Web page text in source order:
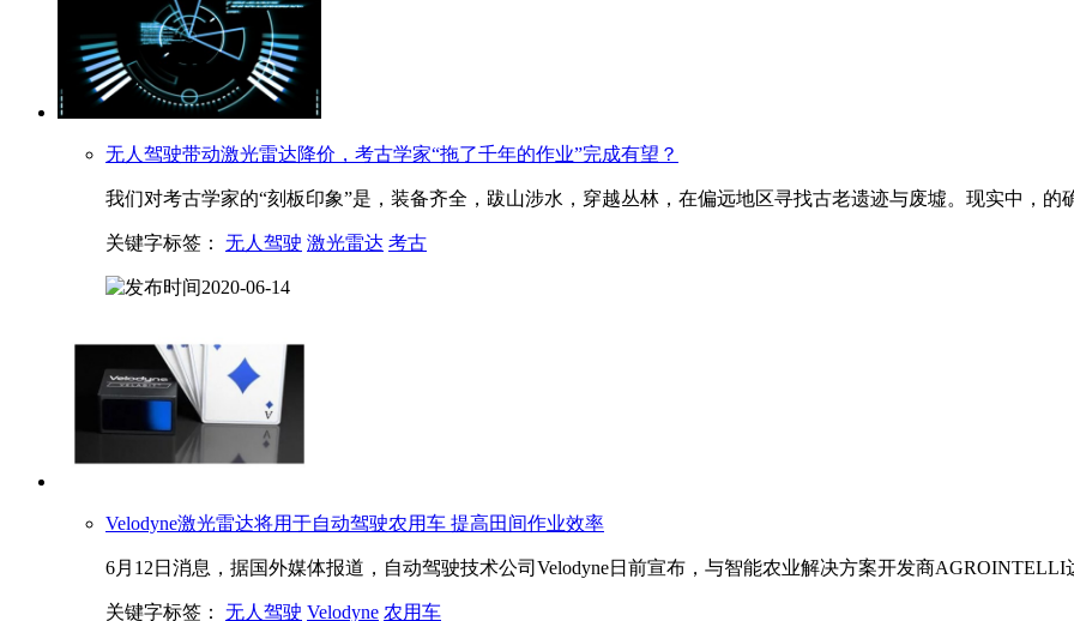
无人驾驶带动激光雷达降价，考古学家“拖了千年的作业”完成有望？
我们对考古学家的“刻板印象”是，装备齐全，跋山涉水，穿越丛林，在偏远地区寻找古老遗迹与废墟。现实中，的
关键字标签： 无人驾驶 激光雷达 考古
2020-06-14
Velodyne激光雷达将用于自动驾驶农用车 提高田间作业效率
6月12日消息，据国外媒体报道，自动驾驶技术公司Velodyne日前宣布，与智能农业解决方案开发商AGROINTELLI
关键字标签： 无人驾驶 Velodyne 农用车